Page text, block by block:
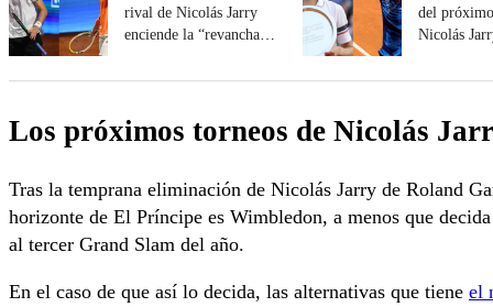
rival de Nicolás Jarry
enciende la “revancha”
del
Nicolás
Los próximos torneos de Nicolás
Tras la temprana eliminación de Nicolás Jarry de Roland
horizonte de El Príncipe es Wimbledon, a menos que
al tercer Grand Slam del año.
En el caso de que así lo decida, las alternativas que tiene el